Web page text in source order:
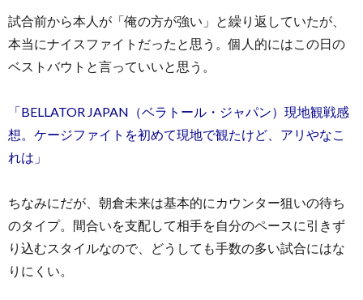
試合前から本人が「俺の方が強い」と繰り返していたが、
本当にナイスファイトだったと思う。個人的にはこの日の
ベストバウトと言っていいと思う。
「BELLATOR JAPAN（ベラトール・ジャパン）現地観戦感
想。ケージファイトを初めて現地で観たけど、アリやなこ
れは」
ちなみにだが、朝倉未来は基本的にカウンター狙いの待ち
のタイプ。間合いを支配して相手を自分のペースに引きず
り込むスタイルなので、どうしても手数の多い試合にはな
りにくい。